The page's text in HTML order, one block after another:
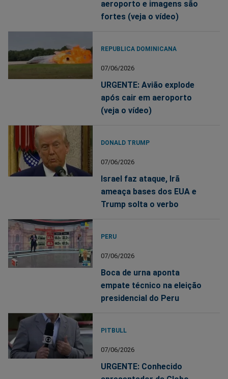
aeroporto e imagens são
fortes (veja o vídeo)
REPUBLICA DOMINICANA
07/06/2026
URGENTE: Avião explode
após cair em aeroporto
(veja o vídeo)
DONALD TRUMP
07/06/2026
Israel faz ataque, Irã
ameaça bases dos EUA e
Trump solta o verbo
PERU
07/06/2026
Boca de urna aponta
empate técnico na eleição
presidencial do Peru
PITBULL
07/06/2026
URGENTE: Conhecido